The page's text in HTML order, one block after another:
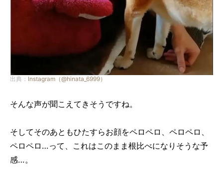
出典： Instagram（@hinata_6999）
そんな声が聞こえてきそうですね。
そしてそのあともひたすらお顔をペロペロ、ペロペロ、
ペロペロ…って、これはこのまま根比べになりそうな予
感…。